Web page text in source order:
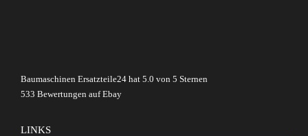
Baumaschinen Ersatzteile24 hat 5.0 von 5 Sternen
533 Bewertungen auf Ebay
LINKS